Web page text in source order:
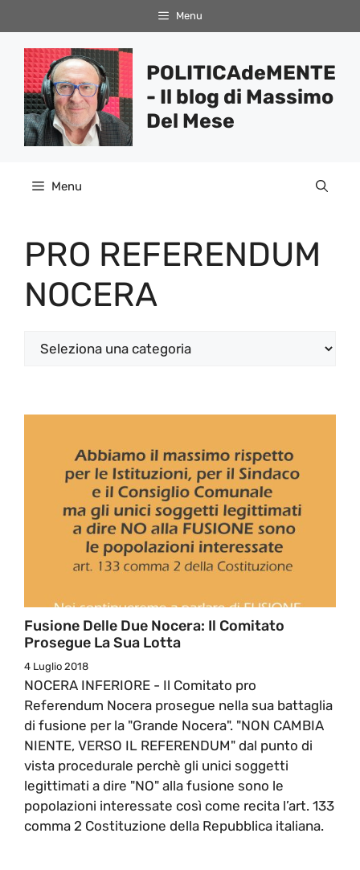
al
contenuto
Menu
POLITICAdeMENTE
- Il blog di Massimo
Del Mese
Menu
PRO REFERENDUM
NOCERA
Categorie
Fusione Delle Due Nocera: Il Comitato
Prosegue La Sua Lotta
4 Luglio 2018
NOCERA INFERIORE - Il Comitato pro
Referendum Nocera prosegue nella sua battaglia
di fusione per la "Grande Nocera". "NON CAMBIA
NIENTE, VERSO IL REFERENDUM" dal punto di
vista procedurale perchè gli unici soggetti
legittimati a dire "NO" alla fusione sono le
popolazioni interessate così come recita l’art. 133
comma 2 Costituzione della Repubblica italiana.